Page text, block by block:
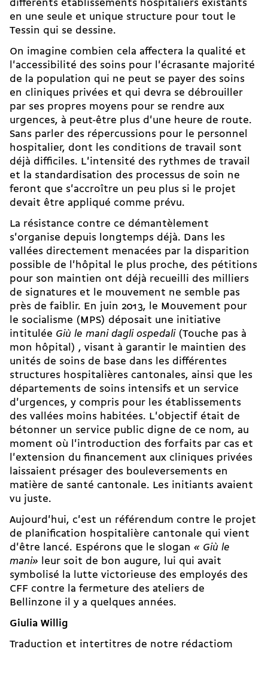
différents établissements hospitaliers existants
en une seule et unique structure pour tout le
Tessin qui se dessine.
On imagine combien cela affectera la qualité et
l'accessibilité des soins pour l'écrasante majorité
de la population qui ne peut se payer des soins
en cliniques privées et qui devra se débrouiller
par ses propres moyens pour se rendre aux
urgences, à peut-être plus d'une heure de route.
Sans parler des répercussions pour le personnel
hospitalier, dont les conditions de travail sont
déjà difficiles. L'intensité des rythmes de travail
et la standardisation des processus de soin ne
feront que s'accroître un peu plus si le projet
devait être appliqué comme prévu.
La résistance contre ce démantèlement
s'organise depuis longtemps déjà. Dans les
vallées directement menacées par la disparition
possible de l'hôpital le plus proche, des pétitions
pour son maintien ont déjà recueilli des milliers
de signatures et le mouvement ne semble pas
près de faiblir. En juin 2013, le Mouvement pour
le socialisme (MPS) déposait une initiative
intitulée Giù le mani dagli ospedali (Touche pas à
mon hôpital) , visant à garantir le maintien des
unités de soins de base dans les différentes
structures hospitalières cantonales, ainsi que les
départements de soins intensifs et un service
d'urgences, y compris pour les établissements
des vallées moins habitées. L'objectif était de
bétonner un service public digne de ce nom, au
moment où l'introduction des forfaits par cas et
l'extension du financement aux cliniques privées
laissaient présager des bouleversements en
matière de santé cantonale. Les initiants avaient
vu juste.
Aujourd'hui, c'est un référendum contre le projet
de planification hospitalière cantonale qui vient
d'être lancé. Espérons que le slogan « Giù le
mani» leur soit de bon augure, lui qui avait
symbolisé la lutte victorieuse des employés des
CFF contre la fermeture des ateliers de
Bellinzone il y a quelques années.
Giulia Willig
Traduction et intertitres de notre rédactiom